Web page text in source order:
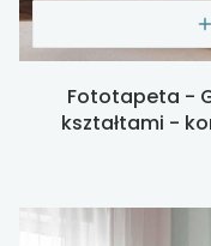
Fototapeta -
kształtami -